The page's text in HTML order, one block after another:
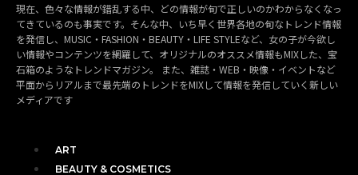
現在、色々な情報が錯乱する中、どの情報が旬で正しいのかわからなくなっ
てきているのも事実です。そんな中、いち早く世界各地の旬なトレンド情報
を発信し、MUSIC・FASHION・BEAUTY・LIFE STYLEなど、女の子が今欲し
い情報やコンテンツを網羅して、オリジナルのオススメ情報もMIXした、宝
石箱のようなトレンドマガジン。 また、雑誌・WEB・映像・イベントなど
平面からリアルまで最先端のトレンドをMIXして情報を発信していく新しい
メディアです
ART
BEAUTY & COSMETICS